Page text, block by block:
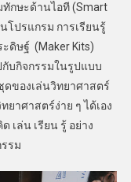
ทักษะด้านไอที (Smart
โปรแกรม การเรียนรู้
ดิษฐ์ (Maker Kits)
กับกิจกรรมในรูปแบบ
ดของเล่นวิทยาศาสตร์
ยาศาสตร์ง่าย ๆ ได้เอง
เล่น เรียน รู้ อย่าง
รม